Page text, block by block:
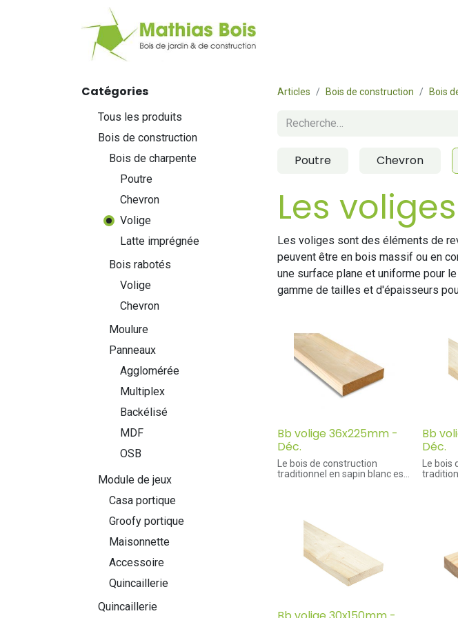
Catégories
Tous les produits
Bois de construction
Bois de charpente
Poutre
Chevron
Volige
Latte imprégnée
Bois rabotés
Volige
Chevron
Moulure
Panneaux
Agglomérée
Multiplex
Backélisé
MDF
OSB
Module de jeux
Casa portique
Groofy portique
Maisonnette
Accessoire
Quincaillerie
Quincaillerie
Articles Bois de construction Bois
Poutre Chevron
Les voliges
Les voliges sont des éléments de
peuvent être en bois massif ou en
une surface plane et uniforme pour
gamme de tailles et d'épaisseurs
Bb volige 36x225mm -
Déc.
Le bois de construction
traditionnel en sapin blanc est
survenir lors du séchage
naturel, le bois de construction
est souvent scié "cœur fendu".
Le bois de construction
comporte: poutre, madriers,
chevrons, planches et lattes.
Bb
Déc.
Le bois
est
Le